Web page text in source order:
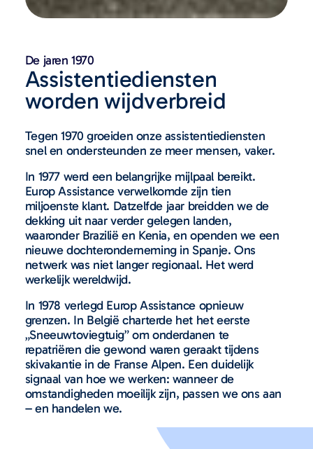
De jaren 1970
Assistentiediensten
worden wijdverbreid
Tegen 1970 groeiden onze assistentiediensten
snel en ondersteunden ze meer mensen, vaker.
In 1977 werd een belangrijke mijlpaal bereikt.
Europ Assistance verwelkomde zijn tien
miljoenste klant. Datzelfde jaar breidden we de
dekking uit naar verder gelegen landen,
waaronder Brazilië en Kenia, en openden we een
nieuwe dochteronderneming in Spanje. Ons
netwerk was niet langer regionaal. Het werd
werkelijk wereldwijd.
In 1978 verlegd Europ Assistance opnieuw
grenzen. In België charterde het het eerste
„Sneeuwtoviegtuig” om onderdanen te
repatriëren die gewond waren geraakt tijdens
skivakantie in de Franse Alpen. Een duidelijk
signaal van hoe we werken: wanneer de
omstandigheden moeilijk zijn, passen we ons aan
– en handelen we.